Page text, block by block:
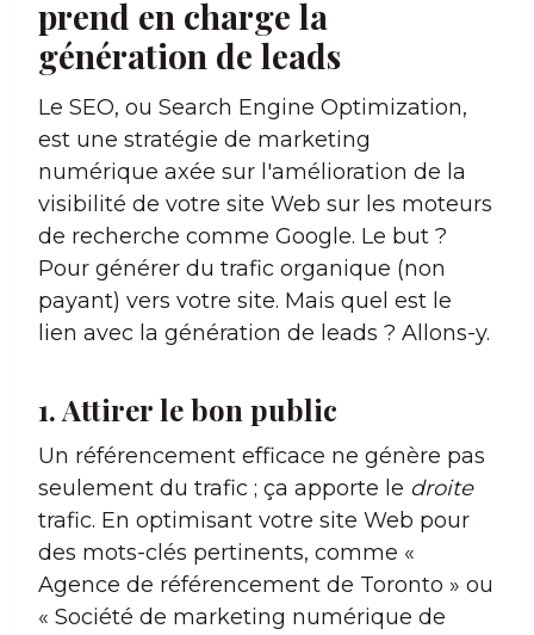
prend en charge la
génération de leads
Le SEO, ou Search Engine Optimization,
est une stratégie de marketing
numérique axée sur l'amélioration de la
visibilité de votre site Web sur les moteurs
de recherche comme Google. Le but ?
Pour générer du trafic organique (non
payant) vers votre site. Mais quel est le
lien avec la génération de leads ? Allons-y.
1. Attirer le bon public
Un référencement efficace ne génère pas
seulement du trafic ; ça apporte le droite
trafic. En optimisant votre site Web pour
des mots-clés pertinents, comme «
Agence de référencement de Toronto » ou
« Société de marketing numérique de